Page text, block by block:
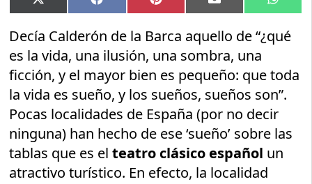
Compartir
en
X
(Twitter)
Compartir
en
Facebook Compartir
en
Pinterest Compartir
en
Email
en
Decía Calderón de la Barca aquello de “¿qué
es la vida, una ilusión, una sombra, una
ficción, y el mayor bien es pequeño: que toda
la vida es sueño, y los sueños, sueños son”.
Pocas localidades de España (por no decir
ninguna) han hecho de ese ‘sueño’ sobre las
tablas que es elteatro clásico español un
atractivo turístico. En efecto, la localidad